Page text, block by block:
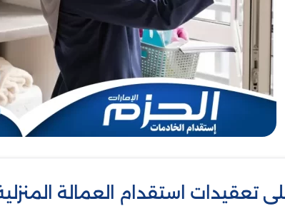
تعقيدات استقدام العمالة